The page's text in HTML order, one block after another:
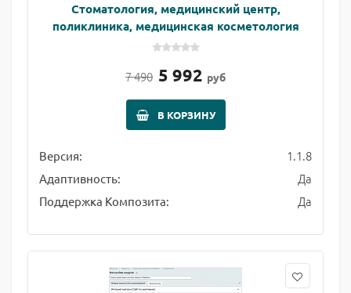
Стоматология, медицинский центр,
поликлиника, медицинская косметология
7 490 5 992 руб
В КОРЗИНУ
Версия: 1.1.8
Адаптивность: Да
Поддержка Композита: Да